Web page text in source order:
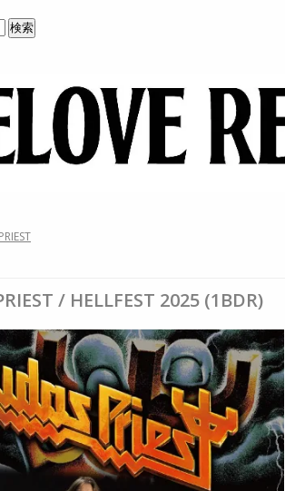
/ HELLFEST 2025 (1BDR)